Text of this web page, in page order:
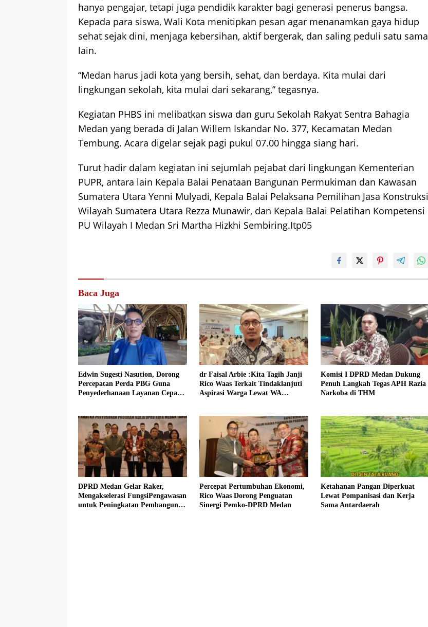
hanya pengajar, tetapi juga pendidik karakter bagi generasi penerus bangsa.
Kepada para siswa, Wali Kota menitipkan pesan agar menanamkan gaya hidup
sehat sejak dini, menjaga kebersihan, aktif bergerak, dan saling peduli satu sama
lain.
“Medan harus jadi kota yang bersih, sehat, dan berdaya. Kita mulai dari
lingkungan sekolah, kita mulai dari sekarang,” tegasnya.
Kegiatan PHBS ini melibatkan siswa dan guru Sekolah Rakyat Sentra Bahagia
Medan yang berada di Jalan Willem Iskandar No. 377, Kecamatan Medan
Tembung. Acara digelar sejak pagi pukul 07.00 hingga siang hari.
Turut hadir dalam kegiatan ini sejumlah pejabat dari lingkungan Kementerian
PUPR, antara lain Kepala Balai Penataan Bangunan Permukiman dan Kawasan
Sumatera Utara Yenni Mulyadi, Kepala Balai Pelaksana Pemilihan Jasa Konstruksi
Wilayah Sumatera Utara Rezza Munawir, dan Kepala Balai Pelatihan Kompetensi
PU Wilayah I Medan Sri Martha Hizkhi Sembiring.Itp05
Baca Juga
Edwin Sugesti Nasution, Dorong
Percepatan Perda PBG Guna
Penyederhanaan Layanan Cepat
dr Faisal Arbie :Kita Tagih Janji
Rico Waas Terkait Tindaklanjuti
Aspirasi Warga Lewat WA
Komisi I DPRD Medan Dukung
Penuh Langkah Tegas APH Razia
Narkoba di THM
DPRD Medan Gelar Raker,
Mengakselerasi FungsiPengawasan
untuk Peningkatan Pembangunan
Percepat Pertumbuhan Ekonomi,
Rico Waas Dorong Penguatan
Sinergi Pemko-DPRD Medan
Ketahanan Pangan Diperkuat
Lewat Pompanisasi dan Kerja
Sama Antardaerah